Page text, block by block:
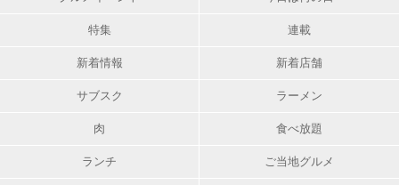
特集 連載
新着情報 新着店舗
サブスク ラーメン
肉 食べ放題
ランチ ご当地グルメ